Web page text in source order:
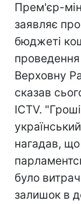
Прем'єр-
заявляє
бюджеті
Верховну
сказав
ICTV.
нагадав,
було
залишок в